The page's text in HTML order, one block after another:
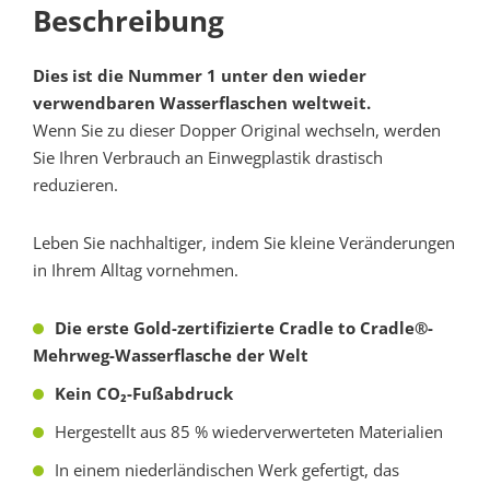
Beschreibung
Dies ist die Nummer 1 unter den wieder
verwendbaren Wasserflaschen weltweit.
Wenn Sie zu dieser Dopper Original wechseln, werden
Sie Ihren Verbrauch an Einwegplastik drastisch
reduzieren.
Leben Sie nachhaltiger, indem Sie kleine Veränderungen
in Ihrem Alltag vornehmen.
Die erste Gold-zertifizierte Cradle to Cradle®-
Mehrweg-Wasserflasche der Welt
Kein CO₂-Fußabdruck
Hergestellt aus 85 % wiederverwerteten Materialien
In einem niederländischen Werk gefertigt, das